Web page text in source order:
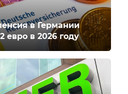
в Германии
евро в 2026 году